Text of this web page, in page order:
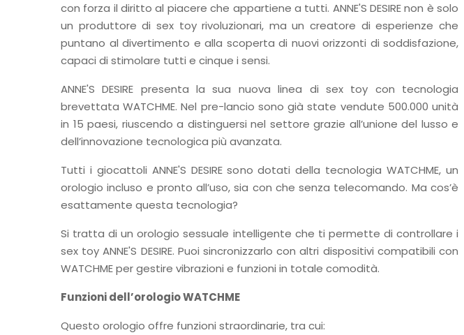
con forza il diritto al piacere che appartiene a tutti. ANNE'S DESIRE non è solo
un produttore di sex toy rivoluzionari, ma un creatore di esperienze che
puntano al divertimento e alla scoperta di nuovi orizzonti di soddisfazione,
capaci di stimolare tutti e cinque i sensi.
ANNE'S DESIRE presenta la sua nuova linea di sex toy con tecnologia
brevettata WATCHME. Nel pre-lancio sono già state vendute 500.000 unità
in 15 paesi, riuscendo a distinguersi nel settore grazie all’unione del lusso e
dell’innovazione tecnologica più avanzata.
Tutti i giocattoli ANNE'S DESIRE sono dotati della tecnologia WATCHME, un
orologio incluso e pronto all’uso, sia con che senza telecomando. Ma cos’è
esattamente questa tecnologia?
Si tratta di un orologio sessuale intelligente che ti permette di controllare i
sex toy ANNE'S DESIRE. Puoi sincronizzarlo con altri dispositivi compatibili con
WATCHME per gestire vibrazioni e funzioni in totale comodità.
Funzioni dell’orologio WATCHME
Questo orologio offre funzioni straordinarie, tra cui: